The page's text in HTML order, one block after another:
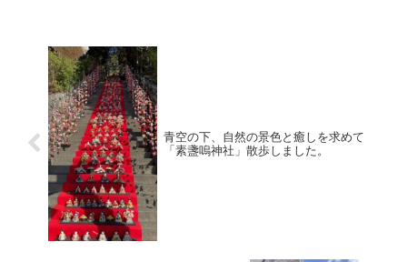
青空の下、自然の景色と癒しを求めて
「素盞嗚神社」散歩しました。